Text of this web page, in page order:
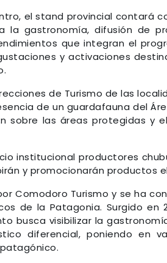
el stand provincial contará
la gastronomía, difusión de
que integran el
y activaciones
de Turismo de las
de un guardafauna del
sobre las áreas protegidas y
institucional productores
y promocionarán productos
Comodoro Turismo y se ha
de la Patagonia. Surgido en
busca visibilizar la
diferencial, poniendo en